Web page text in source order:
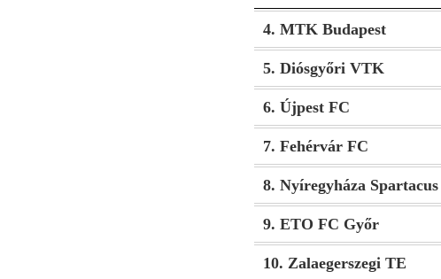
4. MTK Budapest
5. Diósgyőri VTK
6. Újpest FC
7. Fehérvár FC
8. Nyíregyháza Spartacus
9. ETO FC Győr
10. Zalaegerszegi TE